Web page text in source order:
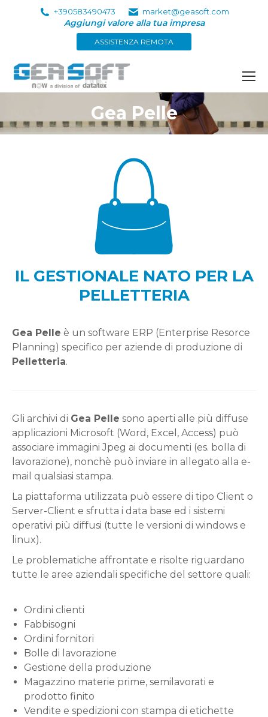
+390583490473 market@geasoft.com
Aggiungi valore alla tua impresa
ASSISTENZA REMOTA
Gea Pelle
Tu sei qui:
IL GESTIONALE NATO PER LA
PELLETTERIA
Gea Pelle è un software ERP (Enterprise Resorce
Planning) specifico per aziende di produzione di
Pelletteria.
Gli archivi di Gea Pelle sono aperti alle più diffuse
applicazioni Microsoft (Word, Excel, Access) può
associare immagini Jpeg ai documenti (es. bolla di
lavorazione), nonchè può inviare in allegato alla e-
mail qualsiasi stampa.
La piattaforma utilizzata può essere di tipo Client o
Server-Client e sfrutta i data base ed i sistemi
operativi più diffusi (tutte le versioni di windows e
linux).
Le problematiche affrontate e risolte riguardano
tutte le aree aziendali specifiche del settore quali:
Ordini clienti
Fabbisogni
Ordini fornitori
Bolle di lavorazione
Gestione della produzione
Magazzino materie prime, semilavorati e
prodotto finito
Vendite e spedizioni con stampa di etichette